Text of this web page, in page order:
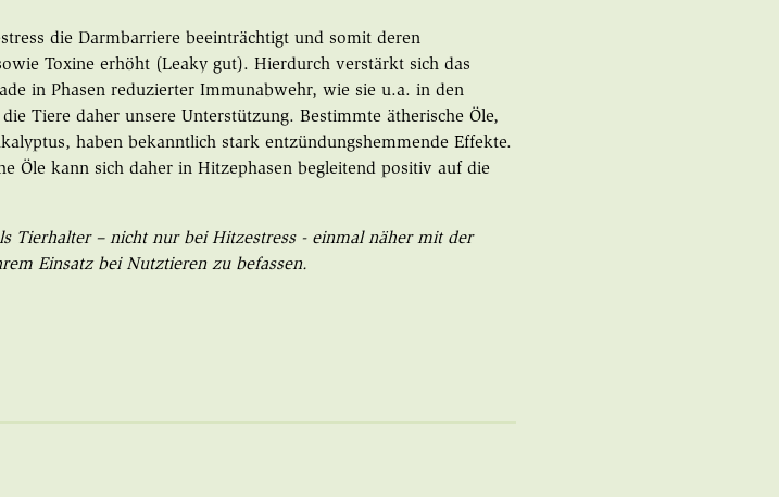
die Darmbarriere beeinträchtigt und somit deren
Toxine erhöht (Leaky gut). Hierdurch verstärkt sich das
in Phasen reduzierter Immunabwehr, wie sie u.a. in den
Tiere daher unsere Unterstützung. Bestimmte ätherische Öle,
haben bekanntlich stark entzündungshemmende Effekte.
Öle kann sich daher in Hitzephasen begleitend positiv auf die
Tierhalter – nicht nur bei Hitzestress - einmal näher mit der
Einsatz bei Nutztieren zu befassen.